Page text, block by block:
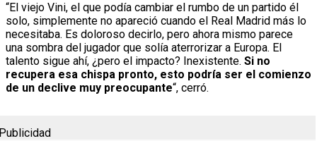
“El viejo Vini, el que podía cambiar el rumbo de un partido él
solo, simplemente no apareció cuando el Real Madrid más lo
necesitaba. Es doloroso decirlo, pero ahora mismo parece
una sombra del jugador que solía aterrorizar a Europa. El
talento sigue ahí, ¿pero el impacto? Inexistente. Si no
recupera esa chispa pronto, esto podría ser el comienzo
de un declive muy preocupante“, cerró.